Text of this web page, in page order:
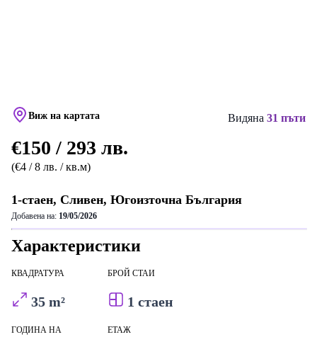
Виж на картата Видяна 31 пъти
€150 / 293 лв.
(€4 / 8 лв. / кв.м)
1-стаен, Сливен, Югоизточна България
Добавена на: 19/05/2026
Характеристики
КВАДРАТУРА
35 m²
БРОЙ СТАИ
1 стаен
ГОДИНА НА
ЕТАЖ